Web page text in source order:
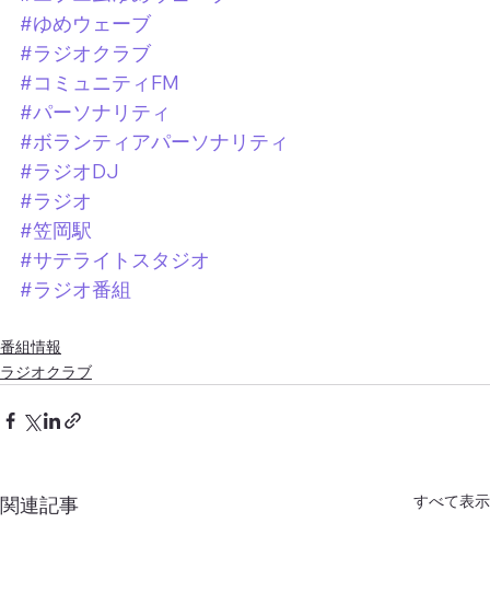
#ゆめウェーブ
#ラジオクラブ
#コミュニティFM
#パーソナリティ
#ボランティアパーソナリティ
#ラジオDJ
#ラジオ
#笠岡駅
#サテライトスタジオ
#ラジオ番組
番組情報
ラジオクラブ
関連記事 すべて表示